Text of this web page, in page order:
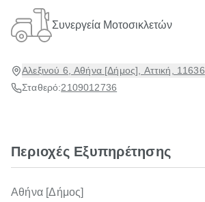
Συνεργεία Μοτοσικλετών
Αλεξινού 6, Αθήνα [Δήμος], Αττική, 11636
Σταθερό:2109012736
Περιοχές Εξυπηρέτησης
Αθήνα [Δήμος]